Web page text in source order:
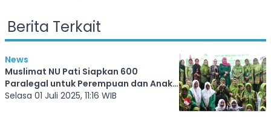
Berita Terkait
News
Muslimat NU Pati Siapkan 600
Paralegal untuk Perempuan dan Anak
Korban Kekerasan. Menteri PPPA:
Selasa 01 Juli 2025, 11:16 WIB